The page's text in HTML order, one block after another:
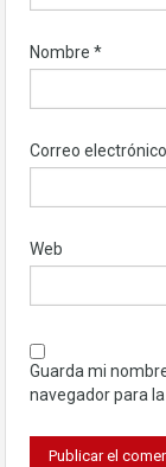
Nombre *
Correo electrónico
Web
Guarda mi
navegador para